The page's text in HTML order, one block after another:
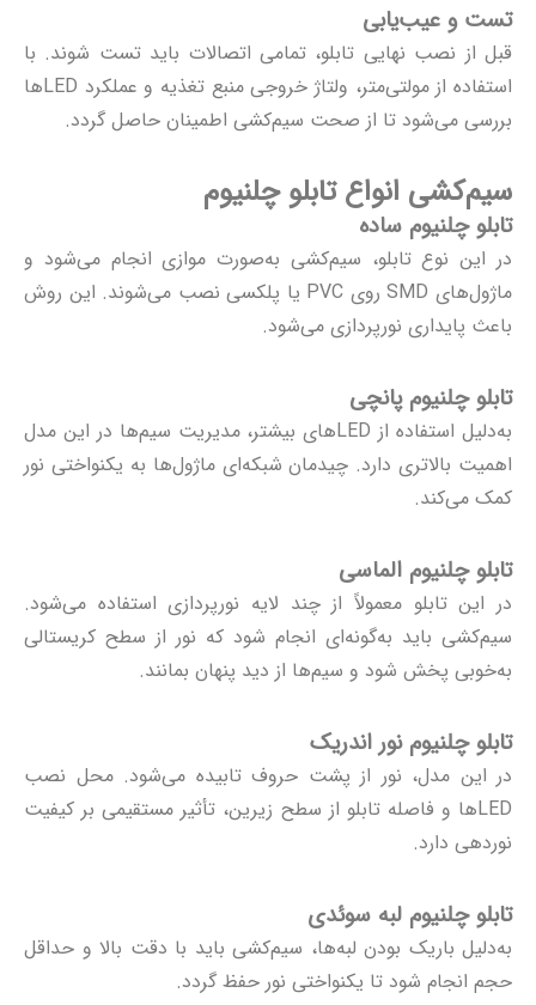
تست و عیب‌یابی
قبل از نصب نهایی تابلو، تمامی اتصالات باید تست شوند. با
استفاده از مولتی‌متر، ولتاژ خروجی منبع تغذیه و عملکرد LEDها
بررسی می‌شود تا از صحت سیم‌کشی اطمینان حاصل گردد.
سیم‌کشی انواع تابلو چلنیوم
تابلو چلنیوم ساده
در این نوع تابلو، سیم‌کشی به‌صورت موازی انجام می‌شود و
ماژول‌های SMD روی PVC یا پلکسی نصب می‌شوند. این روش
باعث پایداری نورپردازی می‌شود.
تابلو چلنیوم پانچی
به‌دلیل استفاده از LEDهای بیشتر، مدیریت سیم‌ها در این مدل
اهمیت بالاتری دارد. چیدمان شبکه‌ای ماژول‌ها به یکنواختی نور
کمک می‌کند.
تابلو چلنیوم الماسی
در این تابلو معمولاً از چند لایه نورپردازی استفاده می‌شود.
سیم‌کشی باید به‌گونه‌ای انجام شود که نور از سطح کریستالی
به‌خوبی پخش شود و سیم‌ها از دید پنهان بمانند.
تابلو چلنیوم نور اندریک
در این مدل، نور از پشت حروف تابیده می‌شود. محل نصب
LEDها و فاصله تابلو از سطح زیرین، تأثیر مستقیمی بر کیفیت
نوردهی دارد.
تابلو چلنیوم لبه سوئدی
به‌دلیل باریک بودن لبه‌ها، سیم‌کشی باید با دقت بالا و حداقل
حجم انجام شود تا یکنواختی نور حفظ گردد.